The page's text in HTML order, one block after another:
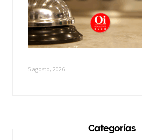
5 agosto, 2026
Categorías